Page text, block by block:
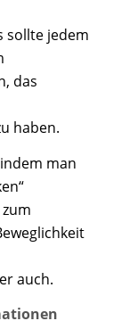
sollte jedem
das
haben.
man
auch.